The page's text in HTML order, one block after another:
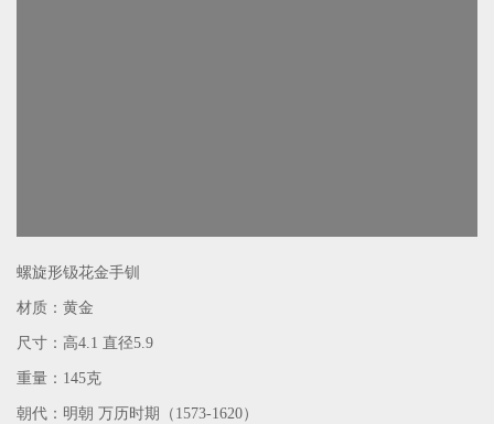
螺旋形钑花金手钏
材质：黄金
尺寸：高4.1 直径5.9
重量： 145克
朝代：明朝 万历时期（ 1573-1620）